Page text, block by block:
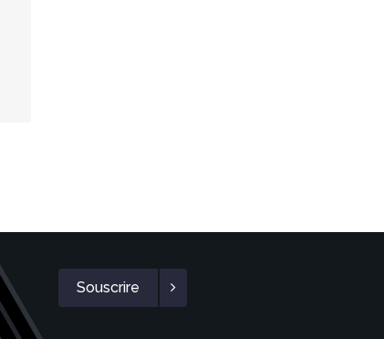
Souscrire